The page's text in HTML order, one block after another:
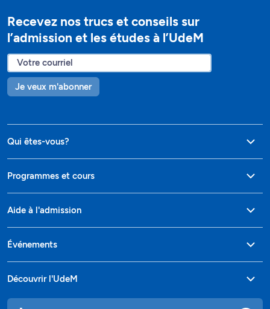
Recevez nos trucs et conseils sur
l’admission et les études à l’UdeM
Je veux m'abonner
Qui êtes-vous?
Programmes et cours
Aide à l'admission
Événements
Découvrir l'UdeM